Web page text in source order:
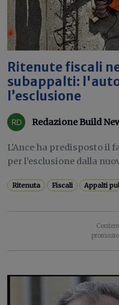
Ritenute fiscali
subappalti:
l’esclusione
Redazione Build
L'Ance ha predisposto il
per l’esclusione dalla
Ritenuta Fiscali Appalti